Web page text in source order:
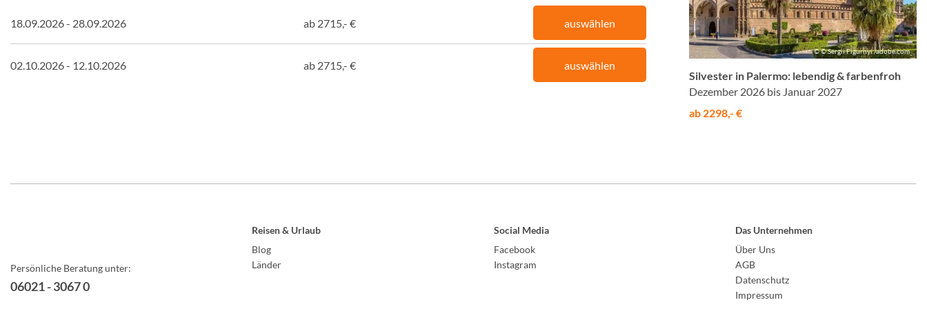
18.09.2026 - 28.09.2026 ab 2715,- € auswählen
02.10.2026 - 12.10.2026 ab 2715,- € auswählen
© © Sergii Figurnyi /adobe.com
Silvester in Palermo: lebendig & farbenfroh
Dezember 2026 bis Januar 2027
ab 2298,- €
Persönliche Beratung unter:
06021 - 3067 0
Reisen & Urlaub
Blog
Länder
Social Media
Facebook
Instagram
Das Unternehmen
Über Uns
AGB
Datenschutz
Impressum